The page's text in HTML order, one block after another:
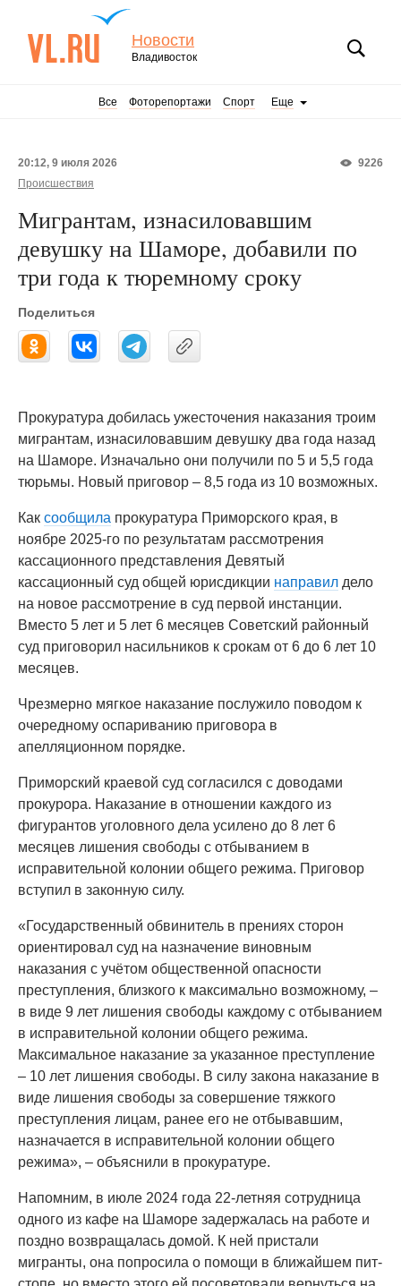
Новости
Владивосток
Все Фоторепортажи Спорт Еще
9226
20:12, 9 июля 2026
Происшествия
Мигрантам, изнасиловавшим
девушку на Шаморе, добавили по
три года к тюремному сроку
Поделиться
Прокуратура добилась ужесточения наказания троим
мигрантам, изнасиловавшим девушку два года назад
на Шаморе. Изначально они получили по 5 и 5,5 года
тюрьмы. Новый приговор – 8,5 года из 10 возможных.
Как сообщила прокуратура Приморского края, в
ноябре 2025-го по результатам рассмотрения
кассационного представления Девятый
кассационный суд общей юрисдикции направил дело
на новое рассмотрение в суд первой инстанции.
Вместо 5 лет и 5 лет 6 месяцев Советский районный
суд приговорил насильников к срокам от 6 до 6 лет 10
месяцев.
Чрезмерно мягкое наказание послужило поводом к
очередному оспариванию приговора в
апелляционном порядке.
Приморский краевой суд согласился с доводами
прокурора. Наказание в отношении каждого из
фигурантов уголовного дела усилено до 8 лет 6
месяцев лишения свободы с отбыванием в
исправительной колонии общего режима. Приговор
вступил в законную силу.
«Государственный обвинитель в прениях сторон
ориентировал суд на назначение виновным
наказания с учётом общественной опасности
преступления, близкого к максимально возможному, –
в виде 9 лет лишения свободы каждому с отбыванием
в исправительной колонии общего режима.
Максимальное наказание за указанное преступление
– 10 лет лишения свободы. В силу закона наказание в
виде лишения свободы за совершение тяжкого
преступления лицам, ранее его не отбывавшим,
назначается в исправительной колонии общего
режима», – объяснили в прокуратуре.
Напомним, в июле 2024 года 22-летняя сотрудница
одного из кафе на Шаморе задержалась на работе и
поздно возвращалась домой. К ней пристали
мигранты, она попросила о помощи в ближайшем пит-